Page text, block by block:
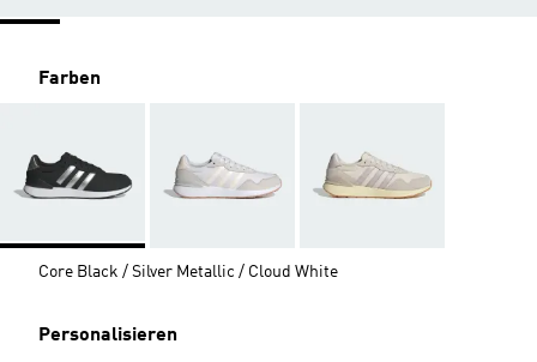
Farben
Core Black / Silver Metallic / Cloud White
Personalisieren